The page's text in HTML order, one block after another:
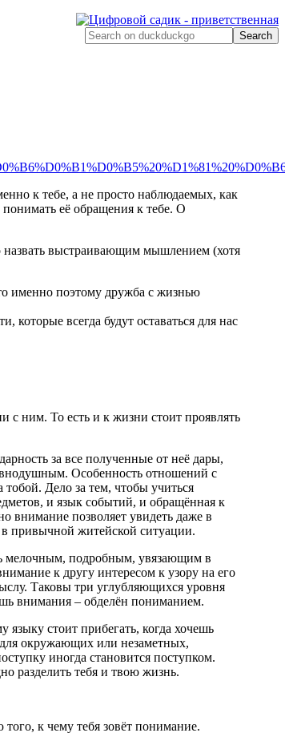
Search
к тебе, а не просто наблюдаемых, как
её обращения к тебе. О
назвать выстраивающим мышлением (хотя
именно поэтому дружба с жизнью
всегда будут оставаться для нас
с ним. То есть и к жизни стоит проявлять
за все полученные от неё дары,
Особенность отношений с
Дело за тем, чтобы учиться
и язык событий, и обращённая к
внимание позволяет увидеть даже в
привычной житейской ситуации.
мелочным, подробным, увязающим в
к другу интересом к узору на его
Таковы три углубляющихся уровня
внимания – обделён пониманием.
стоит прибегать, когда хочешь
окружающих или незаметных,
иногда становится поступком.
разделить тебя и твою жизнь.
к чему тебя зовёт понимание.